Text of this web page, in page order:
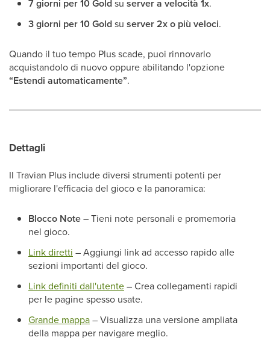
7 giorni per 10 Goldsu server a velocità 1x.
3 giorni per 10 Goldsu server 2x o più veloci.
Quando il tuo tempo Plus scade, puoi rinnovarlo
acquistandolo di nuovo oppure abilitando l'opzione
“Estendi automaticamente”.
Dettagli
Il Travian Plus include diversi strumenti potenti per
migliorare l'efficacia del gioco e la panoramica:
Blocco Note– Tieni note personali e promemoria
nel gioco.
Link diretti – Aggiungi link ad accesso rapido alle
sezioni importanti del gioco.
Link definiti dall'utente– Crea collegamenti rapidi
per le pagine spesso usate.
Grande mappa– Visualizza una versione ampliata
della mappa per navigare meglio.